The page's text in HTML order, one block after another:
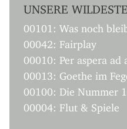
UNSERE
00101: Was noch
00042: Fairplay
00010: Per aspera ad
00013: Goethe im
00100: Die Nummer
00004: Flut & Spiele